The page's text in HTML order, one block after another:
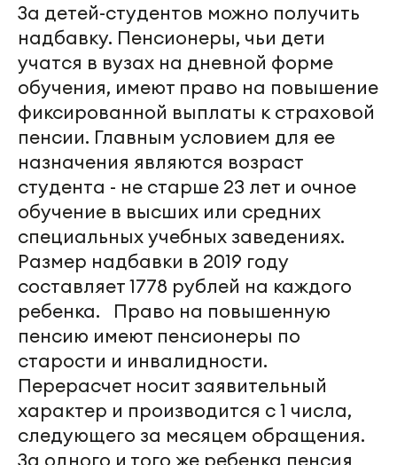
За детей-студентов можно получить
надбавку. Пенсионеры, чьи дети
учатся в вузах на дневной форме
обучения, имеют право на повышение
фиксированной выплаты к страховой
пенсии. Главным условием для ее
назначения являются возраст
студента - не старше 23 лет и очное
обучение в высших или средних
специальных учебных заведениях.
Размер надбавки в 2019 году
составляет 1778 рублей на каждого
ребенка. Право на повышенную
пенсию имеют пенсионеры по
старости и инвалидности.
Перерасчет носит заявительный
характер и производится с 1 числа,
следующего за месяцем обращения.